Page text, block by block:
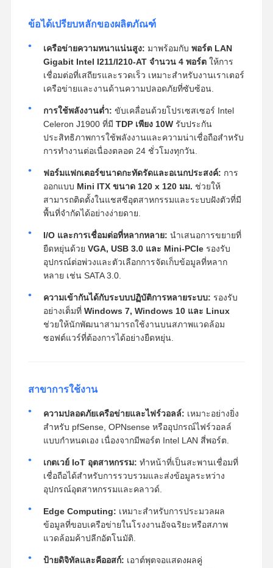
ข้อได้เปรียบหลักของผลิตภัณฑ์
เครือข่ายความหนาแน่นสูง: มาพร้อมกับ พอร์ต LAN
Gigabit Intel I211/I210-AT จำนวน 4 พอร์ตให้การ
เชื่อมต่อที่เสถียรและรวดเร็ว เหมาะสำหรับงานเราเตอร์
เครือข่ายและงานด้านความปลอดภัยที่ซับซ้อน.
การใช้พลังงานต่ำ: ขับเคลื่อนด้วยโปรเซสเซอร์ Intel
Celeron J1900 ที่มี TDP เพียง 10Wรับประกัน
ประสิทธิภาพการใช้พลังงานและความน่าเชื่อถือสำหรับ
การทำงานต่อเนื่องตลอด 24 ชั่วโมงทุกวัน.
ฟอร์มแฟกเตอร์ขนาดกะทัดรัดและอเนกประสงค์: การ
ออกแบบ Mini ITX ขนาด 120 x 120 มม. ช่วยให้
สามารถติดตั้งในแชสซีอุตสาหกรรมและระบบฝังตัวที่มี
พื้นที่จำกัดได้อย่างง่ายดาย.
I/O และการเชื่อมต่อที่หลากหลาย: นำเสนอการขยายที่
ยืดหยุ่นด้วย VGA, USB 3.0 และ Mini-PCIeรองรับ
อุปกรณ์ต่อพ่วงและตัวเลือกการจัดเก็บข้อมูลที่หลาก
หลาย เช่น SATA 3.0.
ความเข้ากันได้กับระบบปฏิบัติการหลายระบบ: รองรับ
อย่างเต็มที่ Windows 7, Windows 10 และ Linux
ช่วยให้นักพัฒนาสามารถใช้งานบนสภาพแวดล้อม
ซอฟต์แวร์ที่ต้องการได้อย่างยืดหยุ่น.
สาขาการใช้งาน
ความปลอดภัยเครือข่ายและไฟร์วอลล์: เหมาะอย่างยิ่ง
สำหรับ pfSense, OPNsense หรืออุปกรณ์ไฟร์วอลล์
แบบกำหนดเอง เนื่องจากมีพอร์ต Intel LAN สี่พอร์ต.
เกตเวย์ IoT อุตสาหกรรม: ทำหน้าที่เป็นสะพานเชื่อมที่
เชื่อถือได้สำหรับการรวบรวมและส่งข้อมูลระหว่าง
อุปกรณ์อุตสาหกรรมและคลาวด์.
Edge Computing: เหมาะสำหรับการประมวลผล
ข้อมูลที่ขอบเครือข่ายในโรงงานอัจฉริยะหรือสภาพ
แวดล้อมค้าปลีกอัตโนมัติ.
ป้ายดิจิทัลและคีออสก์: เอาต์พุตจอแสดงผลคู่